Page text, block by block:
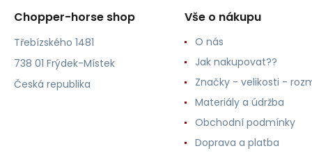
Chopper-horse shop
Třebízského 1481
738 01 Frýdek-Místek
Česká republika
Vše o nákupu
O nás
Jak nakupovat??
Značky - velikosti -
Materiály a údržba
Obchodní podmínky
Doprava a platba